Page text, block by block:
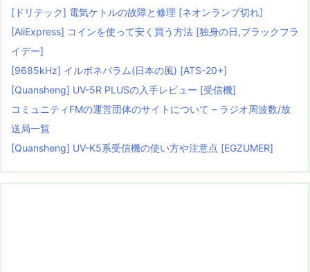
[ドリテック] 電気ケトルの故障と修理 [ネオンランプ切れ]
[AliExpress] コインを使って安く買う方法 [独身の日,ブラックフラ
イデー]
[9685kHz] イルボネパラム(日本の風) [ATS-20+]
[Quansheng] UV-5R PLUSの入手レビュー [受信機]
コミュニティFMの運営団体のサイトについて – ラジオ周波数/放
送局一覧
[Quansheng] UV-K5系受信機の使い方や注意点 [EGZUMER]